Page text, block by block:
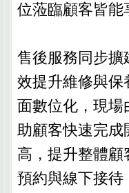
位蒞臨顧客皆能
售後服務同步擴
效提升維修與保
面數位化，現場
助顧客快速完成
高，提升整體
預約與線下接待